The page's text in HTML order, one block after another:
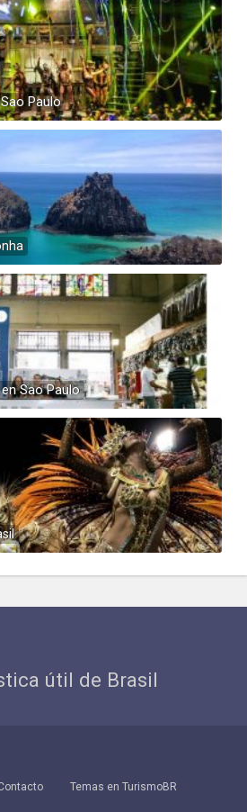
Paulo
Sao Paulo
útil de Brasil
Temas en TurismoBR